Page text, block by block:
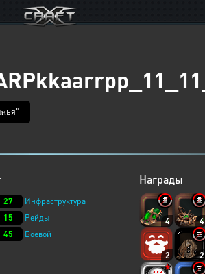
27
Инфраструктура
15
Рейды
45
Боевой
Награды
4 4
2 2